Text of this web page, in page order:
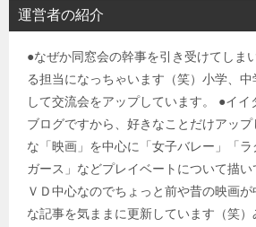
運営者の紹介
●なぜか同窓会の幹事を引き受けてしま
る担当になっちゃいます（笑）小学、
して交流会をアップしています。 ●イ
ブログですから、好きなことだけアップ
な「映画」を中心に「女子バレー」「
ガース」などプレイベートについて描い
ＶＤ中心なのでちょっと前や昔の映画
な記事を気ままに更新しています（笑